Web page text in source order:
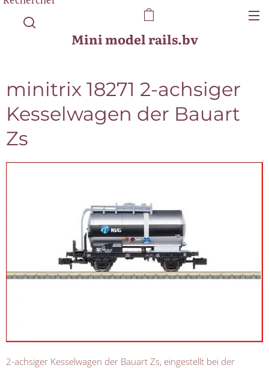
Mini model rails.bv
minitrix 18271 2-achsiger
Kesselwagen der Bauart
Zs
2-achsiger Kesselwagen der Bauart Zs, eingestellt bei der